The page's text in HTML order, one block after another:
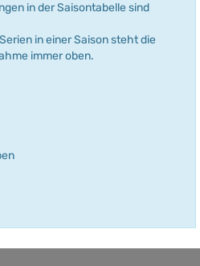
in der Saisontabelle sind
in einer Saison steht die
immer oben.